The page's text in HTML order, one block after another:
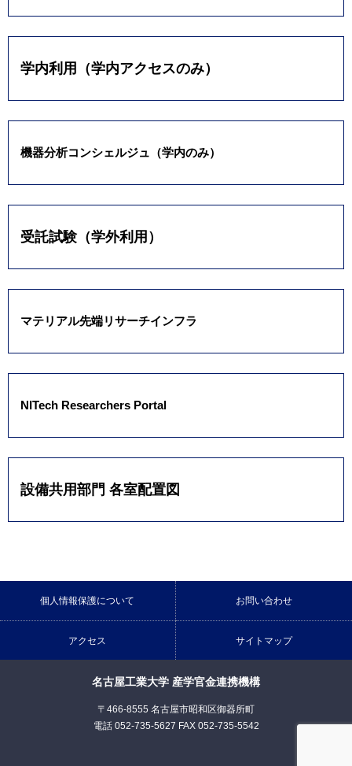
学内利用（学内アクセスのみ）
機器分析コンシェルジュ（学内のみ）
受託試験（学外利用）
マテリアル先端リサーチインフラ
NITech Researchers Portal
設備共用部門 各室配置図
個人情報保護について お問い合わせ
アクセス サイトマップ
名古屋工業大学 産学官金連携機構
〒466-8555 名古屋市昭和区御器所町
電話 052-735-5627 FAX 052-735-5542